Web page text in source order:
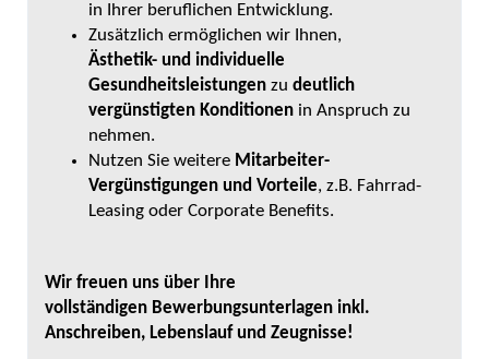
in Ihrer beruflichen Entwicklung.
Zusätzlich ermöglichen wir Ihnen,
Ästhetik- und individuelle
Gesundheitsleistungen zu deutlich
vergünstigten Konditionen in Anspruch zu
nehmen.
Nutzen Sie weitere Mitarbeiter-
Vergünstigungen und Vorteile, z.B. Fahrrad-
Leasing oder Corporate Benefits.
Wir freuen uns über Ihre
vollständigen Bewerbungsunterlagen inkl.
Anschreiben, Lebenslauf und Zeugnisse!